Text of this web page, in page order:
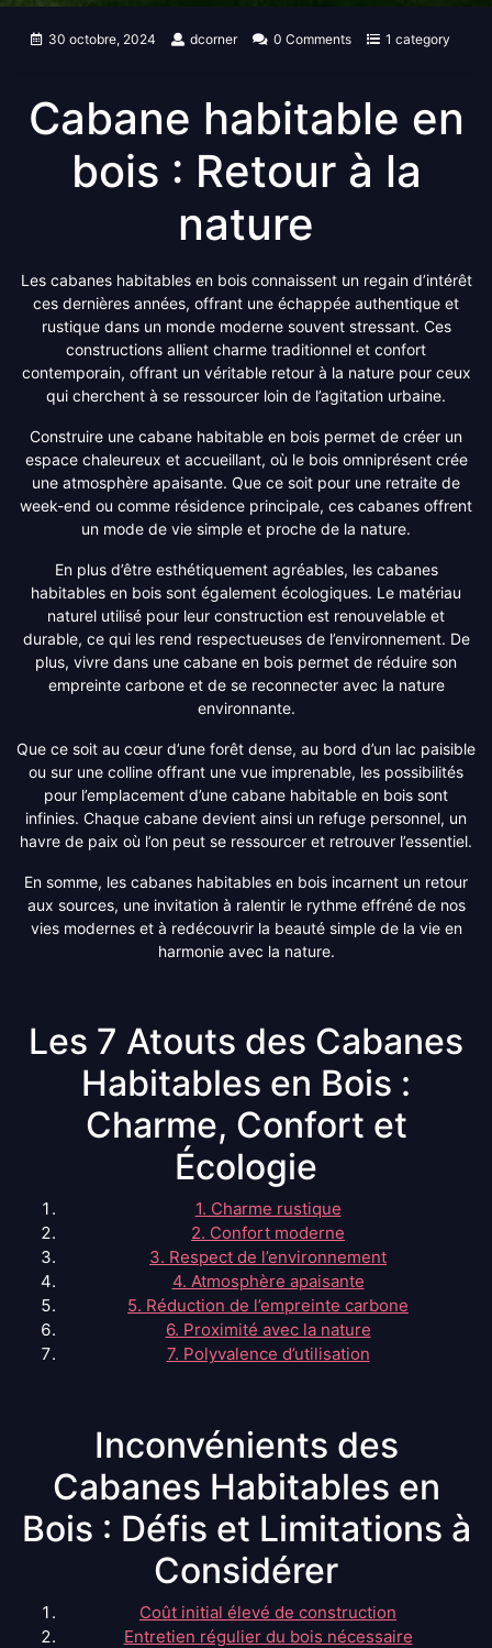
30 octobre, 2024 dcorner 0 Comments 1 category
Cabane habitable en
bois : Retour à la
nature
Les cabanes habitables en bois connaissent un regain d’intérêt
ces dernières années, offrant une échappée authentique et
rustique dans un monde moderne souvent stressant. Ces
constructions allient charme traditionnel et confort
contemporain, offrant un véritable retour à la nature pour ceux
qui cherchent à se ressourcer loin de l’agitation urbaine.
Construire une cabane habitable en bois permet de créer un
espace chaleureux et accueillant, où le bois omniprésent crée
une atmosphère apaisante. Que ce soit pour une retraite de
week-end ou comme résidence principale, ces cabanes offrent
un mode de vie simple et proche de la nature.
En plus d’être esthétiquement agréables, les cabanes
habitables en bois sont également écologiques. Le matériau
naturel utilisé pour leur construction est renouvelable et
durable, ce qui les rend respectueuses de l’environnement. De
plus, vivre dans une cabane en bois permet de réduire son
empreinte carbone et de se reconnecter avec la nature
environnante.
Que ce soit au cœur d’une forêt dense, au bord d’un lac paisible
ou sur une colline offrant une vue imprenable, les possibilités
pour l’emplacement d’une cabane habitable en bois sont
infinies. Chaque cabane devient ainsi un refuge personnel, un
havre de paix où l’on peut se ressourcer et retrouver l’essentiel.
En somme, les cabanes habitables en bois incarnent un retour
aux sources, une invitation à ralentir le rythme effréné de nos
vies modernes et à redécouvrir la beauté simple de la vie en
harmonie avec la nature.
Les 7 Atouts des Cabanes
Habitables en Bois :
Charme, Confort et
Écologie
1. Charme rustique
2. Confort moderne
3. Respect de l’environnement
4. Atmosphère apaisante
5. Réduction de l’empreinte carbone
6. Proximité avec la nature
7. Polyvalence d’utilisation
Inconvénients des
Cabanes Habitables en
Bois : Défis et Limitations à
Considérer
Coût initial élevé de construction
Entretien régulier du bois nécessaire